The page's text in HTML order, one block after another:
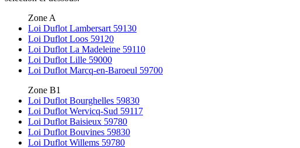
Zone A
Loi Duflot Lambersart 59130
Loi Duflot Loos 59120
Loi Duflot La Madeleine 59110
Loi Duflot Lille 59000
Loi Duflot Marcq-en-Baroeul 59700
Zone B1
Loi Duflot Bourghelles 59830
Loi Duflot Wervicq-Sud 59117
Loi Duflot Baisieux 59780
Loi Duflot Bouvines 59830
Loi Duflot Willems 59780